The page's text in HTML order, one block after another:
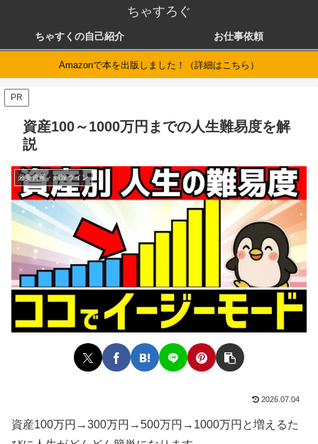
ちゃすろぐ
ちゃすくの自己紹介 お仕事依頼
Amazonで本を出版しました！（詳細はこちら）
PR
資産100～1000万円までの人生難易度を解
説
必要資産・到達ライン
2026.07.04
資産100万円→300万円→500万円→1000万円と増えるた